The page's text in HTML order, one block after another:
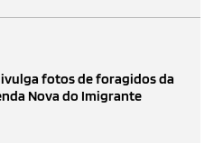
fotos de foragidos da
Nova do Imigrante